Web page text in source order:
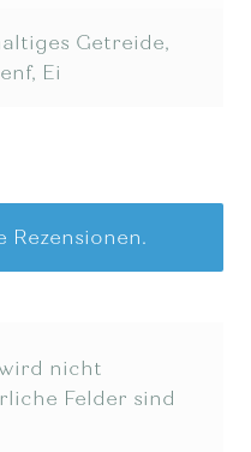
Getreide,
Ei
Rezensionen.
nicht
Felder sind